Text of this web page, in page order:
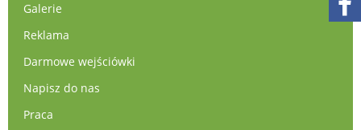
Galerie
Reklama
Darmowe wejściówki
Napisz do nas
Praca